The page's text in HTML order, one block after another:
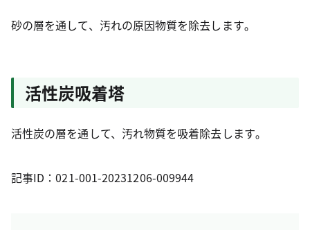
砂の層を通して、汚れの原因物質を除去します｡
活性炭吸着塔
活性炭の層を通して、汚れ物質を吸着除去します｡
記事ID：021-001-20231206-009944